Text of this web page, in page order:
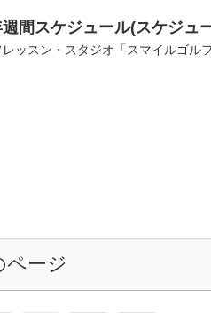
週間スケジュール(スケジュ
ッスン・スタジオ「スマイルゴル
ページ